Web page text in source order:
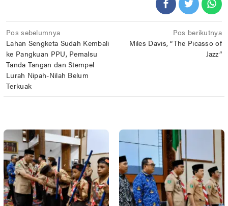
Navigasi
pos
Pos sebelumnya
Lahan Sengketa Sudah Kembali
ke Pangkuan PPU, Pemalsu
Tanda Tangan dan Stempel
Lurah Nipah-Nilah Belum
Terkuak
Pos berikutnya
Miles Davis, “The Picasso of
Jazz”